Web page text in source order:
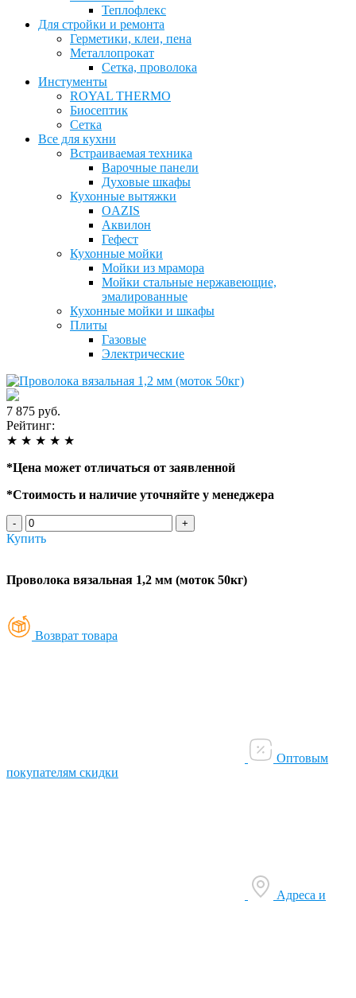
Теплофлекс
Для стройки и ремонта
Герметики, клеи, пена
Металлопрокат
Сетка, проволока
Инстументы
ROYAL THERMO
Биосептик
Сетка
Все для кухни
Встраиваемая техника
Варочные панели
Духовые шкафы
Кухонные вытяжки
OAZIS
Аквилон
Гефест
Кухонные мойки
Мойки из мрамора
Мойки стальные нержавеющие,
эмалированные
Кухонные мойки и шкафы
Плиты
Газовые
Электрические
7 875 руб.
Рейтинг:
★ ★ ★ ★ ★
*Цена может отличаться от заявленной
*Стоимость и наличие уточняйте у менеджера
- +
Купить
Проволока вязальная 1,2 мм (моток 50кг)
Возврат товара
Оптовым
покупателям скидки
Адреса и